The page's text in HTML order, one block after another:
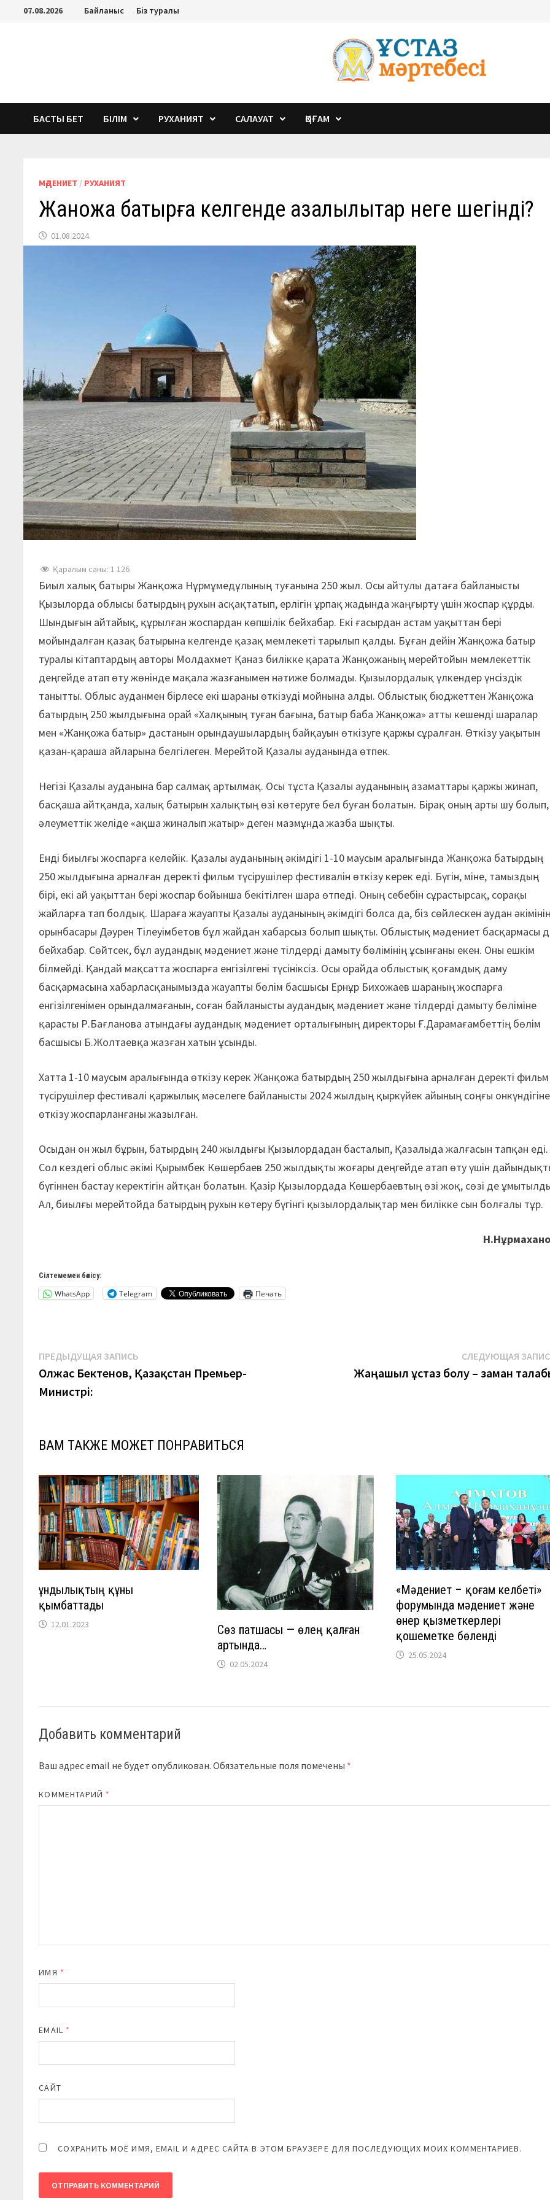
Перейти07.08.2026 Байланыс Біз туралы
БАСТЫ БЕТ БІЛІМ РУХАНИЯТ САЛАУАТ ҚОҒАМ
МӘДЕНИЕТ / РУХАНИЯТ
Жанқожа батырға келгенде қазалылықтар неге шегінді?
01.08.2024
Қаралым саны: 1 126
Биыл халық батыры Жанқожа Нұрмұмедұлының туғанына 250 жыл. Осы айтулы датаға байланысты
Қызылорда облысы батырдың рухын асқақтатып, ерлігін ұрпақ жадында жаңғырту үшін жоспар құрды.
Шындығын айтайық, құрылған жоспардан көпшілік бейхабар. Екі ғасырдан астам уақыттан бері
мойындалған қазақ батырына келгенде қазақ мемлекеті тарылып қалды. Бұған дейін Жанқожа батыр
туралы кітаптардың авторы Молдахмет Қаназ билікке қарата Жанқожаның мерейтойын мемлекеттік
деңгейде атап өту жөнінде мақала жазғанымен нәтиже болмады. Қызылордалық үлкендер үнсіздік
танытты. Облыс ауданмен бірлесе екі шараны өткізуді мойнына алды. Облыстық бюджеттен Жанқожа
батырдың 250 жылдығына орай «Халқының туған бағына, батыр баба Жанқожа» атты кешенді шаралар
мен «Жанқожа батыр» дастанын орындаушылардың байқауын өткізуге қаржы сұралған. Өткізу уақытын
қазан-қараша айларына белгілеген. Мерейтой Қазалы ауданында өтпек.
Негізі Қазалы ауданына бар салмақ артылмақ. Осы тұста Қазалы ауданының азаматтары қаржы жинап,
басқаша айтқанда, халық батырын халықтың өзі көтеруге бел буған болатын. Бірақ оның арты шу болып,
әлеуметтік желіде «ақша жиналып жатыр» деген мазмұнда жазба шықты.
Енді биылғы жоспарға келейік. Қазалы ауданының әкімдігі 1-10 маусым аралығында Жанқожа батырдың
250 жылдығына арналған деректі фильм түсірушілер фестивалін өткізу керек еді. Бүгін, міне, тамыздың
бірі, екі ай уақыттан бері жоспар бойынша бекітілген шара өтпеді. Оның себебін сұрастырсақ, сорақы
жайларға тап болдық. Шараға жауапты Қазалы ауданының әкімдігі болса да, біз сөйлескен аудан
орынбасары Дәурен Тілеуімбетов бұл жайдан хабарсыз болып шықты. Облыстық мәдениет басқармасы
бейхабар. Сөйтсек, бұл аудандық мәдениет және тілдерді дамыту бөлімінің ұсынғаны екен. Оны ешкім
білмейді. Қандай мақсатта жоспарға енгізілгені түсініксіз. Осы орайда облыстық қоғамдық даму
басқармасына хабарласқанымызда жауапты бөлім басшысы Ернұр Бихожаев шараның жоспарға
енгізілгенімен орындалмағанын, соған байланысты аудандық мәдениет және тілдерді дамыту бөліміне
қарасты Р.Бағланова атындағы аудандық мәдениет орталығының директоры Ғ.Дарамағамбеттің бөлім
басшысы Б.Жолтаевқа жазған хатын ұсынды.
Хатта 1-10 маусым аралығында өткізу керек Жанқожа батырдың 250 жылдығына арналған деректі фильм
түсірушілер фестивалі қаржылық мәселеге байланысты 2024 жылдың қыр­күйек айының соңғы онкүндігіне
өткізу жоспарланғаны жазылған.
Осыдан он жыл бұрын, батырдың 240 жылдығы Қызылордадан басталып, Қазалыда жалғасын тапқан еді.
Сол кездегі облыс әкімі Қырымбек Көшербаев 250 жылдықты жоғары деңгейде атап өту үшін
бүгіннен бастау керектігін айтқан болатын. Қазір Қызылордада Көшербаевтың өзі жоқ, сөзі де
Ал, биылғы мерейтойда батырдың рухын көтеру бүгінгі қызылордалықтар мен билікке сын болғалы тұр.
Сілтемемен бөлісу:
WhatsApp Telegram Печать
Навигация
по
записям
ПРЕДЫДУЩАЯ ЗАПИСЬ
запись:
Олжас Бектенов, Қазақстан Премьер-
Министрі:
СЛЕДУЮЩАЯ
Жаңашыл ұстаз болу – заман
ВАМ ТАКЖЕ МОЖЕТ ПОНРАВИТЬСЯ
Құндылықтың құны
қымбаттады
12.01.2023
Сөз патшасы — өлең қалған
артында…
02.05.2024
«Мәдениет – қоғам келбеті»
форумында мәдениет және
өнер қызметкерлері
қошеметке бөленді
25.05.2024
Добавить комментарий
Ваш адрес email не будет опубликован. Обязательные поля помечены *
КОММЕНТАРИЙ *
ИМЯ *
EMAIL *
САЙТ
СОХРАНИТЬ МОЁ ИМЯ, EMAIL И АДРЕС САЙТА В ЭТОМ БРАУЗЕРЕ ДЛЯ ПОСЛЕДУЮЩИХ МОИХ КОММЕНТАРИЕВ.